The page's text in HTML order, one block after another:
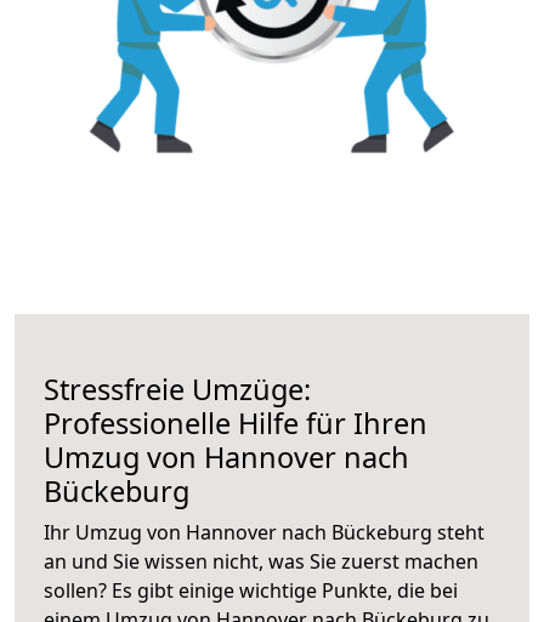
Stressfreie Umzüge:
Professionelle Hilfe für Ihren
Umzug von Hannover nach
Bückeburg
Ihr Umzug von Hannover nach Bückeburg steht
an und Sie wissen nicht, was Sie zuerst machen
sollen? Es gibt einige wichtige Punkte, die bei